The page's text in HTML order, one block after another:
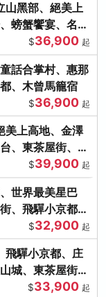
山黑部、絕美上
螃蟹饗宴、名湯
$36,900 起
話合掌村、惠那
、木曾馬籠宿
$36,900 起
美上高地、金澤
、東茶屋街、名
$39,900 起
世界最美星巴
、飛驒小京都、
$32,900 起
飛驒小京都、庄
城、東茶屋街、
$33,900 起